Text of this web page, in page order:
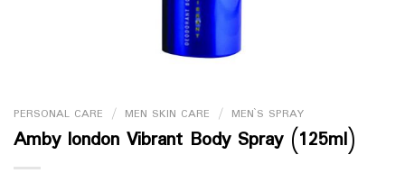
PERSONAL CARE / MEN SKIN CARE / MEN`S SPRAY
Amby london Vibrant Body Spray (125ml)